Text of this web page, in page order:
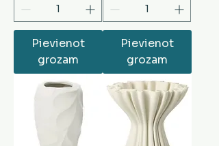
Pievienot
grozam
Pievienot
grozam